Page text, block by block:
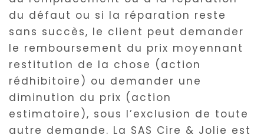
du défaut ou si la réparation reste
sans succès, le client peut demander
le remboursement du prix moyennant
restitution de la chose (action
rédhibitoire) ou demander une
diminution du prix (action
estimatoire), sous l’exclusion de toute
autre demande. La SAS Cire & Jolie est